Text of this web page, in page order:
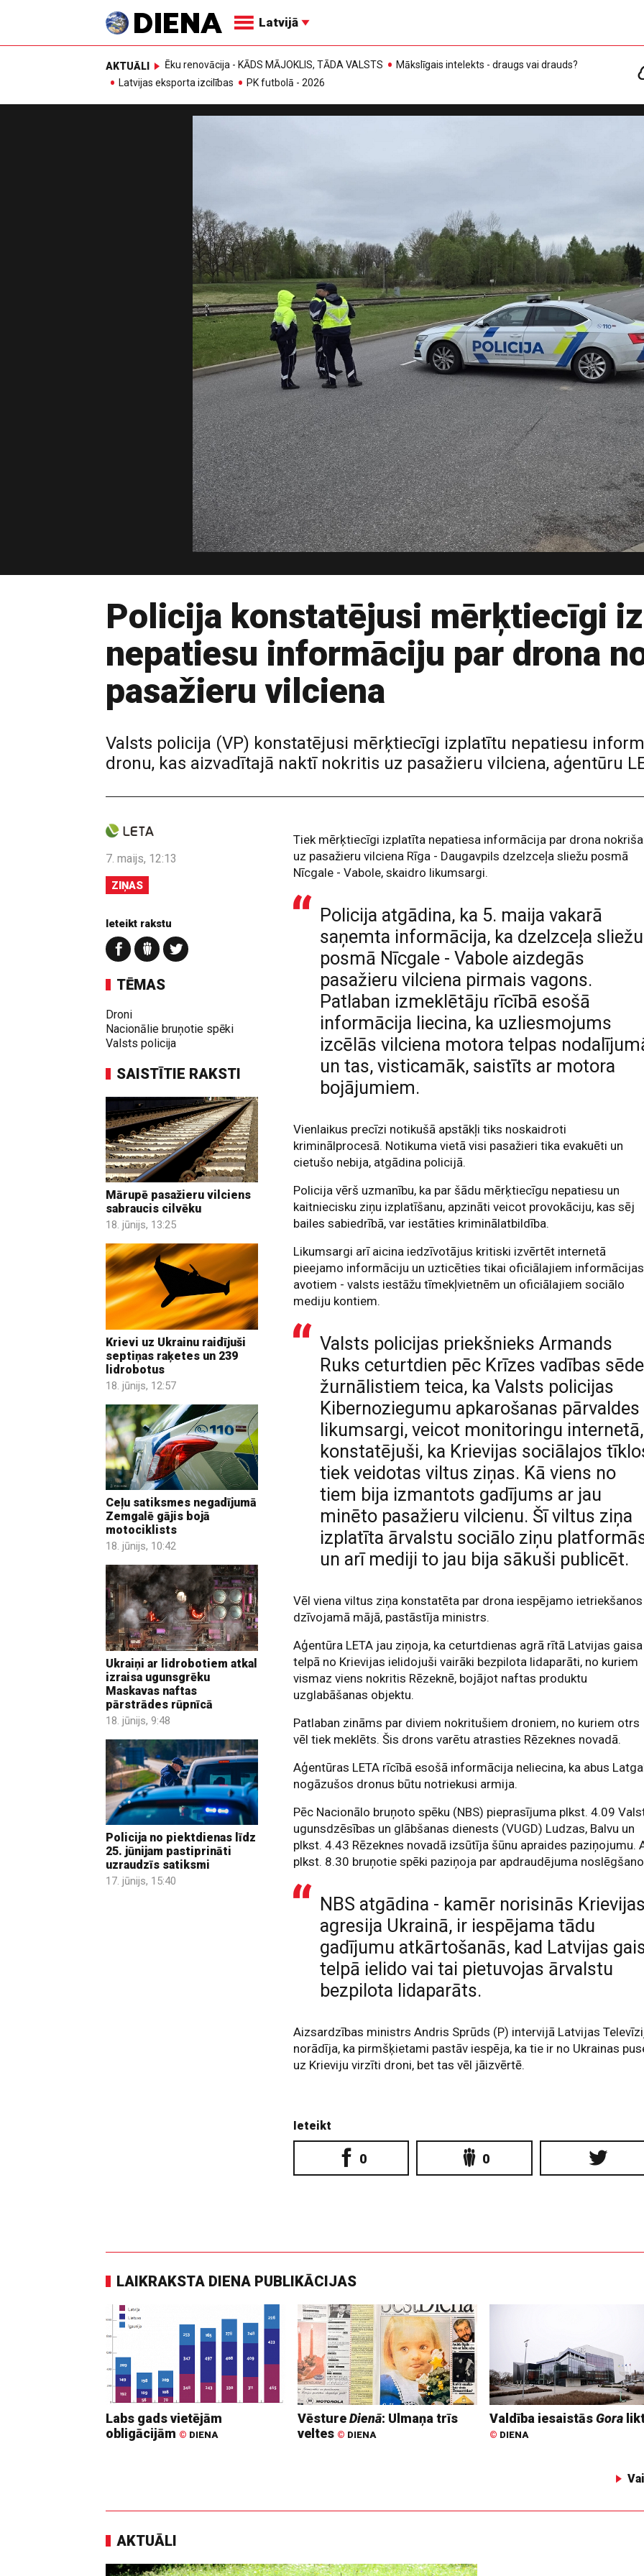
Latvijā
AKTUĀLI Ēku renovācija - KĀDS MĀJOKLIS, TĀDA VALSTS
Mākslīgais intelekts - draugs vai drauds?
Latvijas eksporta izcilības
PK futbolā - 2026
Policija konstatējusi mērķtiecīgi
nepatiesu informāciju par drona
pasažieru vilciena
Valsts policija (VP) konstatējusi mērķtiecīgi izplatītu nepatiesu
dronu, kas aizvadītajā naktī nokritis uz pasažieru vilciena, aģentūru
7. maijs, 12:13
ZIŅAS
Ieteikt rakstu
TĒMAS
Droni
Nacionālie bruņotie spēki
Valsts policija
SAISTĪTIE RAKSTI
Mārupē pasažieru vilciens
sabraucis cilvēku
18. jūnijs, 13:25
Krievi uz Ukrainu raidījuši
septiņas raķetes un 239
lidrobotus
18. jūnijs, 12:57
Ceļu satiksmes negadījumā
Zemgalē gājis bojā
motociklists
18. jūnijs, 10:42
Ukraiņi ar lidrobotiem atkal
izraisa ugunsgrēku
Maskavas naftas
pārstrādes rūpnīcā
18. jūnijs, 9:48
Policija no piektdienas līdz
25. jūnijam pastiprināti
uzraudzīs satiksmi
17. jūnijs, 15:40
Tiek mērķtiecīgi izplatīta nepatiesa informācija par drona
uz pasažieru vilciena Rīga - Daugavpils dzelzceļa sliežu posmā
Nīcgale - Vabole, skaidro likumsargi.
Policija atgādina, ka 5. maija vakarā
saņemta informācija, ka dzelzceļa sliežu
posmā Nīcgale - Vabole aizdegās
pasažieru vilciena pirmais vagons.
Patlaban izmeklētāju rīcībā esošā
informācija liecina, ka uzliesmojums
izcēlās vilciena motora telpas
un tas, visticamāk, saistīts ar motora
bojājumiem.
Vienlaikus precīzi notikušā apstākļi tiks noskaidroti
kriminālprocesā. Notikuma vietā visi pasažieri tika evakuēti un
cietušo nebija, atgādina policijā.
Policija vērš uzmanību, ka par šādu mērķtiecīgu nepatiesu un
kaitniecisku ziņu izplatīšanu, apzināti veicot provokāciju, kas sēj
bailes sabiedrībā, var iestāties kriminālatbildība.
Likumsargi arī aicina iedzīvotājus kritiski izvērtēt internetā
pieejamo informāciju un uzticēties tikai oficiālajiem informācijas
avotiem - valsts iestāžu tīmekļvietnēm un oficiālajiem sociālo
mediju kontiem.
Valsts policijas priekšnieks Armands
Ruks ceturtdien pēc Krīzes vadības
žurnālistiem teica, ka Valsts policijas
Kibernoziegumu apkarošanas pārvaldes
likumsargi, veicot monitoringu internetā,
konstatējuši, ka Krievijas sociālajos
tiek veidotas viltus ziņas. Kā viens no
tiem bija izmantots gadījums ar jau
minēto pasažieru vilcienu. Šī viltus ziņa
izplatīta ārvalstu sociālo ziņu
un arī mediji to jau bija sākuši publicēt.
Vēl viena viltus ziņa konstatēta par drona iespējamo ietriekšanos
dzīvojamā mājā, pastāstīja ministrs.
Aģentūra LETA jau ziņoja, ka ceturtdienas agrā rītā Latvijas gaisa
telpā no Krievijas ielidojuši vairāki bezpilota lidaparāti, no kuriem
vismaz viens nokritis Rēzeknē, bojājot naftas produktu
uzglabāšanas objektu.
Patlaban zināms par diviem nokritušiem droniem, no kuriem otrs
vēl tiek meklēts. Šis drons varētu atrasties Rēzeknes novadā.
Aģentūras LETA rīcībā esošā informācija neliecina, ka abus
nogāzušos dronus būtu notriekusi armija.
Pēc Nacionālo bruņoto spēku (NBS) pieprasījuma plkst. 4.09
ugunsdzēsības un glābšanas dienests (VUGD) Ludzas, Balvu un
plkst. 4.43 Rēzeknes novadā izsūtīja šūnu apraides paziņojumu.
plkst. 8.30 bruņotie spēki paziņoja par apdraudējuma
NBS atgādina - kamēr norisinās Krievijas
agresija Ukrainā, ir iespējama tādu
gadījumu atkārtošanās, kad Latvijas
telpā ielido vai tai pietuvojas ārvalstu
bezpilota lidaparāts.
Aizsardzības ministrs Andris Sprūds (P) intervijā Latvijas
norādīja, ka pirmšķietami pastāv iespēja, ka tie ir no Ukrainas
uz Krieviju virzīti droni, bet tas vēl jāizvērtē.
Ieteikt
0 0
LAIKRAKSTA DIENA PUBLIKĀCIJAS
Labs gads vietējām
obligācijām © DIENA
VēstureDienā: Ulmaņa trīs
veltes © DIENA
Valdība iesaistāsGora
© DIENA
AKTUĀLI